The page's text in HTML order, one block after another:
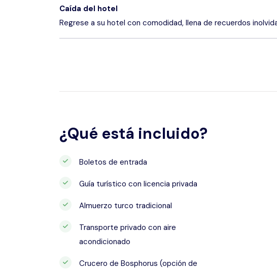
Caída del hotel
Regrese a su hotel con comodidad, llena de recuerdos
¿Qué está incluido?
Boletos de entrada
Guía turístico con licencia privada
Almuerzo turco tradicional
Transporte privado con aire
acondicionado
Crucero de Bosphorus (opción de